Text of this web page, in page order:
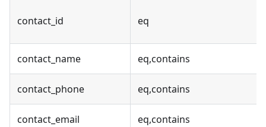
contact_id eq
contact_name eq,contains
contact_phone eq,contains
contact_email eq,contains